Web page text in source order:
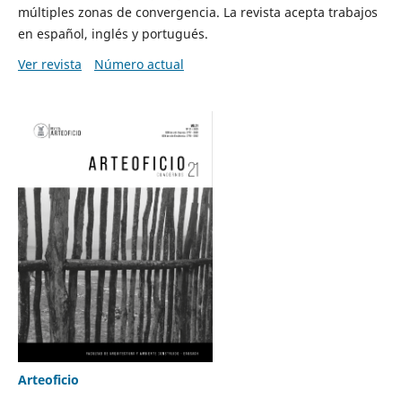
múltiples zonas de convergencia. La revista acepta trabajos
en español, inglés y portugués.
Ver revista
Número actual
Arteoficio